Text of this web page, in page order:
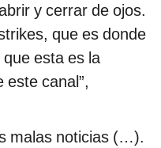
y cerrar de ojos.
que es donde
esta es la
canal”,
malas noticias (…).